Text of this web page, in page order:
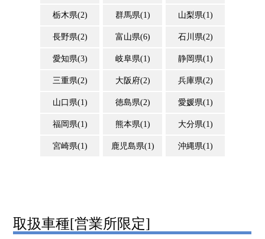
栃木県(2) 群馬県(1) 山梨県(1)
長野県(2) 富山県(6) 石川県(2)
愛知県(3) 岐阜県(1) 静岡県(1)
三重県(2) 大阪府(2) 兵庫県(2)
山口県(1) 徳島県(2) 愛媛県(1)
福岡県(1) 熊本県(1) 大分県(1)
宮崎県(1) 鹿児島県(1) 沖縄県(1)
取扱車種[営業所限定]